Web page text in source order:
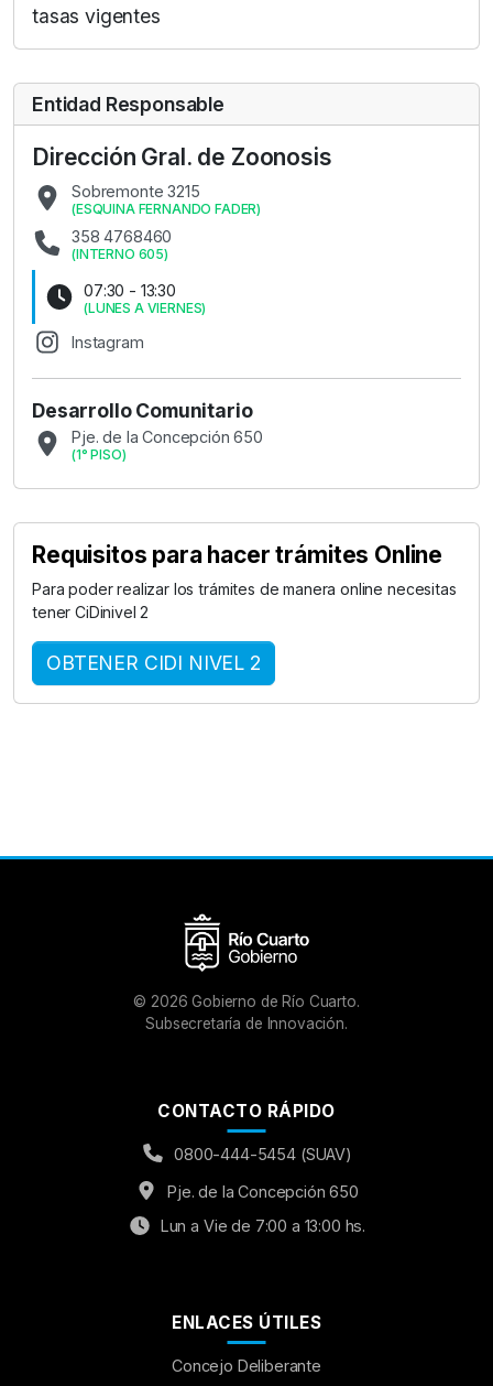
tasas vigentes
Entidad Responsable
Dirección Gral. de Zoonosis
Sobremonte 3215
(ESQUINA FERNANDO FADER)
358 4768460
(INTERNO 605)
07:30 - 13:30
(LUNES A VIERNES)
Instagram
Desarrollo Comunitario
Pje. de la Concepción 650
(1° PISO)
Requisitos para hacer trámites Online
Para poder realizar los trámites de manera online necesitas
tener CiDinivel 2
OBTENER CIDI NIVEL 2
© 2026 Gobierno de Río Cuarto.
Subsecretaría de Innovación.
CONTACTO RÁPIDO
0800-444-5454 (SUAV)
Pje. de la Concepción 650
Lun a Vie de 7:00 a 13:00 hs.
ENLACES ÚTILES
Concejo Deliberante